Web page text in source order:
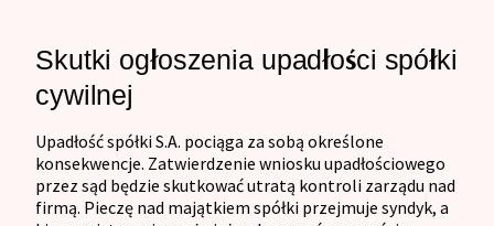
Skutki ogłoszenia upadłości spółki
cywilnej
Upadłość spółki S.A. pociąga za sobą określone
konsekwencje. Zatwierdzenie wniosku upadłościowego
przez sąd będzie skutkować utratą kontroli zarządu nad
firmą. Pieczę nad majątkiem spółki przejmuje syndyk, a